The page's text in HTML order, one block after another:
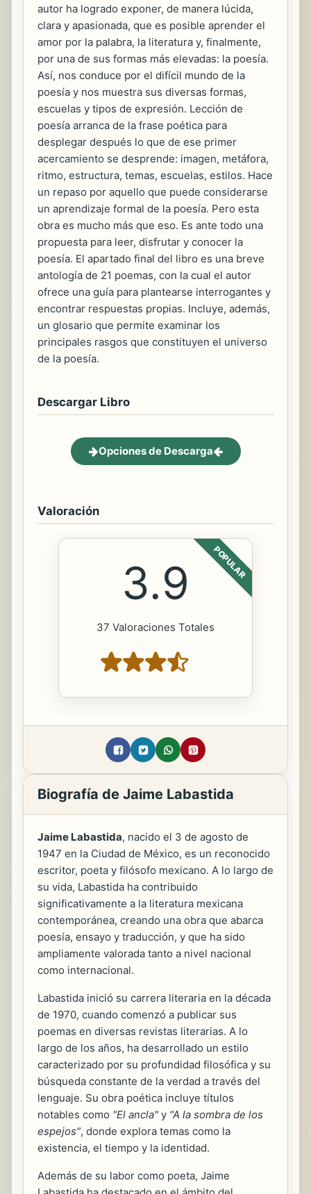
autor ha logrado exponer, de manera lúcida,
clara y apasionada, que es posible aprender el
amor por la palabra, la literatura y, finalmente,
por una de sus formas más elevadas: la poesía.
Así, nos conduce por el difícil mundo de la
poesía y nos muestra sus diversas formas,
escuelas y tipos de expresión. Lección de
poesía arranca de la frase poética para
desplegar después lo que de ese primer
acercamiento se desprende: imagen, metáfora,
ritmo, estructura, temas, escuelas, estilos. Hace
un repaso por aquello que puede considerarse
un aprendizaje formal de la poesía. Pero esta
obra es mucho más que eso. Es ante todo una
propuesta para leer, disfrutar y conocer la
poesía. El apartado final del libro es una breve
antología de 21 poemas, con la cual el autor
ofrece una guía para plantearse interrogantes y
encontrar respuestas propias. Incluye, además,
un glosario que permite examinar los
principales rasgos que constituyen el universo
de la poesía.
Descargar Libro
Opciones de Descarga
Valoración
POPULAR
3.9
37 Valoraciones Totales
Biografía de Jaime Labastida
Jaime Labastida, nacido el 3 de agosto de
1947 en la Ciudad de México, es un reconocido
escritor, poeta y filósofo mexicano. A lo largo de
su vida, Labastida ha contribuido
significativamente a la literatura mexicana
contemporánea, creando una obra que abarca
poesía, ensayo y traducción, y que ha sido
ampliamente valorada tanto a nivel nacional
como internacional.
Labastida inició su carrera literaria en la década
de 1970, cuando comenzó a publicar sus
poemas en diversas revistas literarias. A lo
largo de los años, ha desarrollado un estilo
caracterizado por su profundidad filosófica y su
búsqueda constante de la verdad a través del
lenguaje. Su obra poética incluye títulos
notables como "El ancla" y "A la sombra de los
espejos", donde explora temas como la
existencia, el tiempo y la identidad.
Además de su labor como poeta, Jaime